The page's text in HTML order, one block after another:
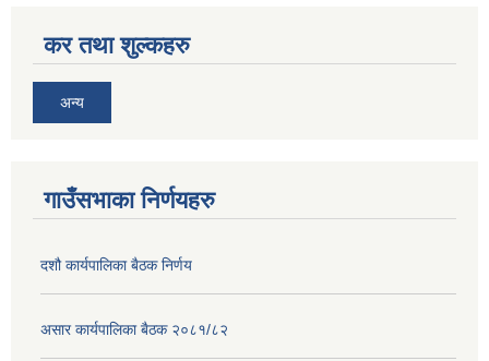
कर तथा शुल्कहरु
अन्य
गाउँसभाका निर्णयहरु
दशौ कार्यपालिका बैठक निर्णय
असार कार्यपालिका बैठक २०८१/८२